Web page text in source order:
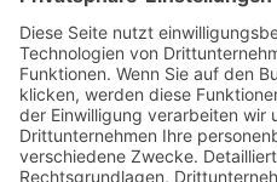
Unser Angebot
Service
Standorte
Karriere
Events & Termine